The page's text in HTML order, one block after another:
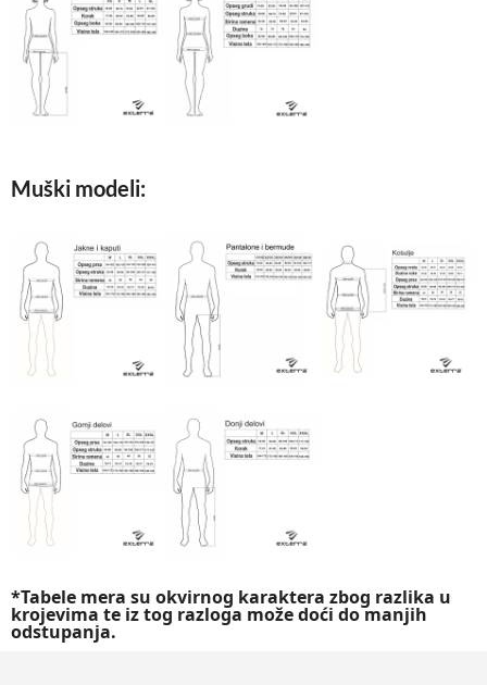
Muški modeli:
*Tabele mera su okvirnog karaktera zbog razlika u
krojevima te iz tog razloga može doći do manjih
odstupanja.